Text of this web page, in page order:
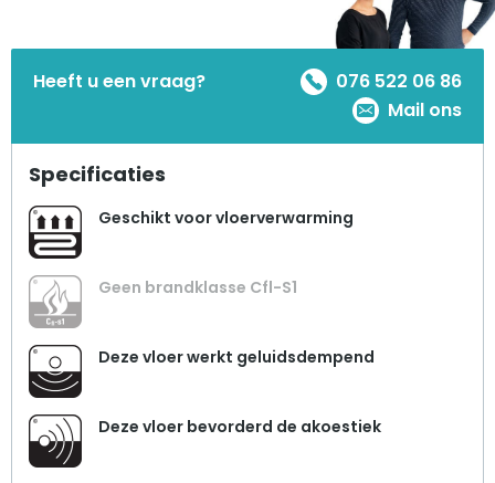
Heeft u een vraag?
076 522 06 86
Mail ons
Specificaties
Geschikt voor vloerverwarming
Geen brandklasse Cfl-S1
Deze vloer werkt geluidsdempend
Deze vloer bevorderd de akoestiek